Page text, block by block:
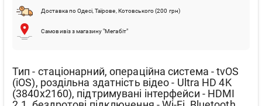
Доставка по Одесі, Таїрове, Котовського (200 грн)
Самовивіз з магазину "Мегабіт"
Тип - стаціонарний, операційна система - tvOS
(iOS), роздільна здатність відео - Ultra HD 4K
(3840x2160), підтримувані інтерфейси - HDMI